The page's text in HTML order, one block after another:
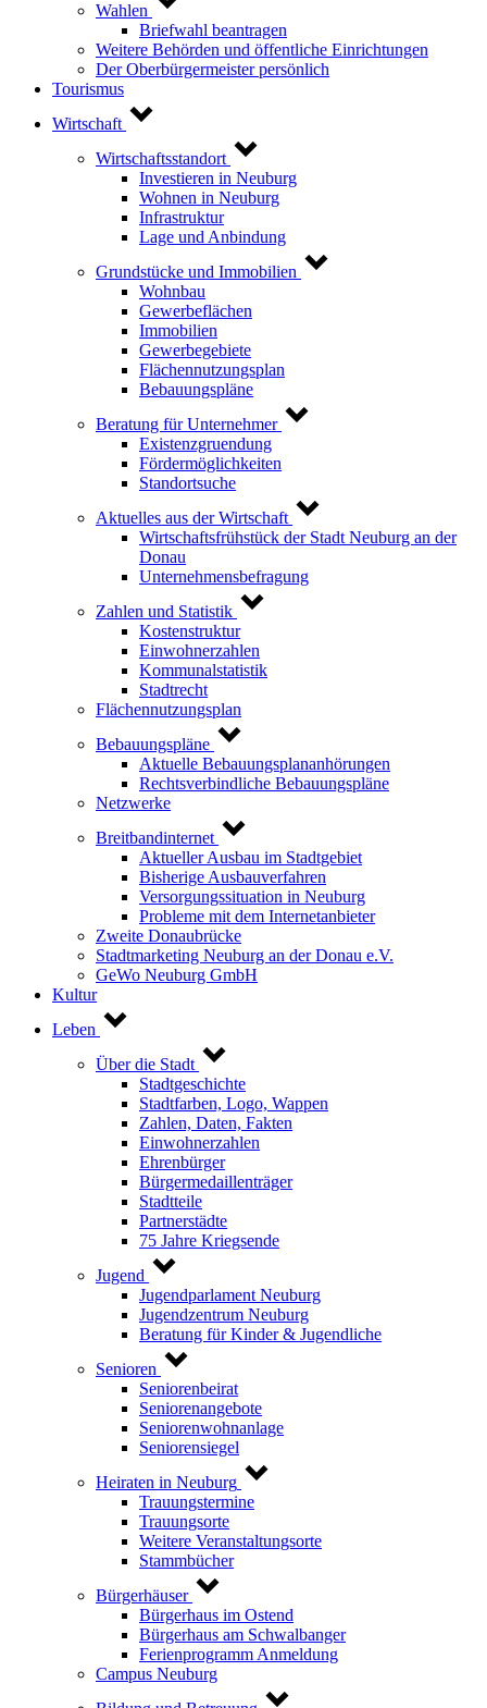
Wahlen
Briefwahl beantragen
Weitere Behörden und öffentliche Einrichtungen
Der Oberbürgermeister persönlich
Tourismus
Wirtschaft
Wirtschaftsstandort
Investieren in Neuburg
Wohnen in Neuburg
Infrastruktur
Lage und Anbindung
Grundstücke und Immobilien
Wohnbau
Gewerbeflächen
Immobilien
Gewerbegebiete
Flächennutzungsplan
Bebauungspläne
Beratung für Unternehmer
Existenzgruendung
Fördermöglichkeiten
Standortsuche
Aktuelles aus der Wirtschaft
Wirtschaftsfrühstück der Stadt Neuburg an der
Donau
Unternehmensbefragung
Zahlen und Statistik
Kostenstruktur
Einwohnerzahlen
Kommunalstatistik
Stadtrecht
Flächennutzungsplan
Bebauungspläne
Aktuelle Bebauungsplananhörungen
Rechtsverbindliche Bebauungspläne
Netzwerke
Breitbandinternet
Aktueller Ausbau im Stadtgebiet
Bisherige Ausbauverfahren
Versorgungssituation in Neuburg
Probleme mit dem Internetanbieter
Zweite Donaubrücke
Stadtmarketing Neuburg an der Donau e.V.
GeWo Neuburg GmbH
Kultur
Leben
Über die Stadt
Stadtgeschichte
Stadtfarben, Logo, Wappen
Zahlen, Daten, Fakten
Einwohnerzahlen
Ehrenbürger
Bürgermedaillenträger
Stadtteile
Partnerstädte
75 Jahre Kriegsende
Jugend
Jugendparlament Neuburg
Jugendzentrum Neuburg
Beratung für Kinder & Jugendliche
Senioren
Seniorenbeirat
Seniorenangebote
Seniorenwohnanlage
Seniorensiegel
Heiraten in Neuburg
Trauungstermine
Trauungsorte
Weitere Veranstaltungsorte
Stammbücher
Bürgerhäuser
Bürgerhaus im Ostend
Bürgerhaus am Schwalbanger
Ferienprogramm Anmeldung
Campus Neuburg